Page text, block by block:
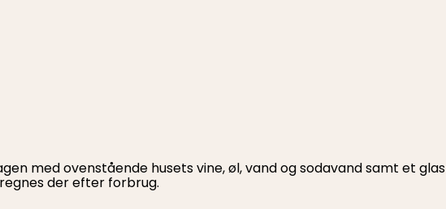
med ovenstående husets vine, øl, vand og sodavand samt et glas
der efter forbrug.